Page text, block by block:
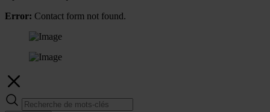
Error: Contact form not found.